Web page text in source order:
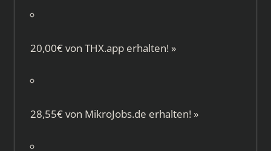
20,00€ von THX.apperhalten! »
28,55€ von MikroJobs.de erhalten! »